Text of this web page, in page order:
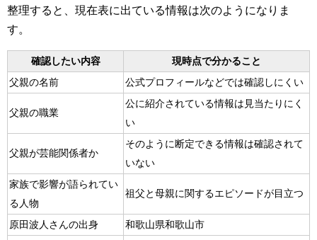
整理すると、現在表に出ている情報は次のようになりま
す。
確認したい内容
現時点で分かること
父親の名前
公式プロフィールなどでは確認しにくい
父親の職業
公に紹介されている情報は見当たりにく
い
父親が芸能関係者か
そのように断定できる情報は確認されて
いない
家族で影響が語られてい
る人物
祖父と母親に関するエピソードが目立つ
原田波人さんの出身 和歌山県和歌山市